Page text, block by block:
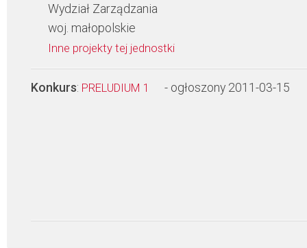
Wydział Zarządzania
woj. małopolskie
Inne projekty tej jednostki
Konkurs: PRELUDIUM 1 - ogłoszony 2011-03-15